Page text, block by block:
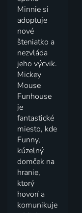
Minnie si
adoptuje
nové
šteniatko a
nezvláda
jeho výcvik.
Mickey
Mouse
Funhouse
je
fantastické
miesto, kde
Funny,
kúzelný
domček na
hranie,
ktorý
hovorí a
komunikuje